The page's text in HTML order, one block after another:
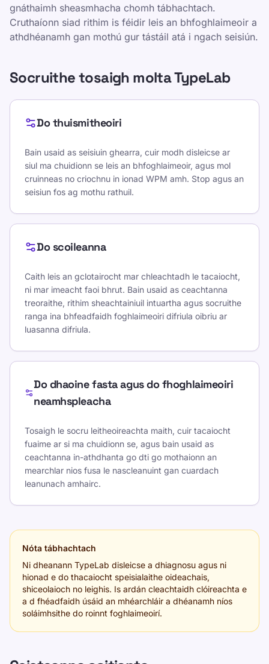
gnáthaimh sheasmhacha chomh tábhachtach.
Cruthaíonn siad rithim is féidir leis an bhfoghlaimeoir a
athdhéanamh gan mothú gur tástáil atá i ngach seisiún.
Socruithe tosaigh molta TypeLab
Do thuismitheoiri
Bain usaid as seisiuin ghearra, cuir modh disleicse ar
siul ma chuidionn se leis an bhfoghlaimeoir, agus mol
cruinneas no criochnu in ionad WPM amh. Stop agus an
seisiun fos ag mothu rathuil.
Do scoileanna
Caith leis an gclotairocht mar chleachtadh le tacaiocht,
ni mar imeacht faoi bhrut. Bain usaid as ceachtanna
treoraithe, rithim sheachtainiuil intuartha agus socruithe
ranga ina bhfeadfaidh foghlaimeoiri difriula oibriu ar
luasanna difriula.
Do dhaoine fasta agus do fhoghlaimeoiri
neamhspleacha
Tosaigh le socru leitheoireachta maith, cuir tacaiocht
fuaime ar si ma chuidionn se, agus bain usaid as
ceachtanna in-athdhanta go dti go mothaionn an
mearchlar nios fusa le nascleanuint gan cuardach
leanunach amhairc.
Nóta tábhachtach
Ni dheanann TypeLab disleicse a dhiagnosu agus ni
hionad e do thacaiocht speisialaithe oideachais,
shiceolaioch no leighis. Is ardán cleachtaidh clóireachta e
a d fhéadfaidh úsáid an mhéarchláir a dhéanamh níos
soláimhsithe do roinnt foghlaimeoirí.